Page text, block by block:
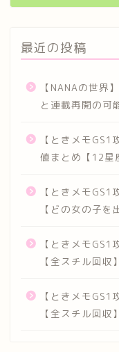
最近の投稿
【NANAの世界
と連載再開の可
【ときメモ
値まとめ【12星
【ときメモ
【どの女の子を
【ときメモ
【全スチル回収】
【ときメモGS1
【全スチル回収】